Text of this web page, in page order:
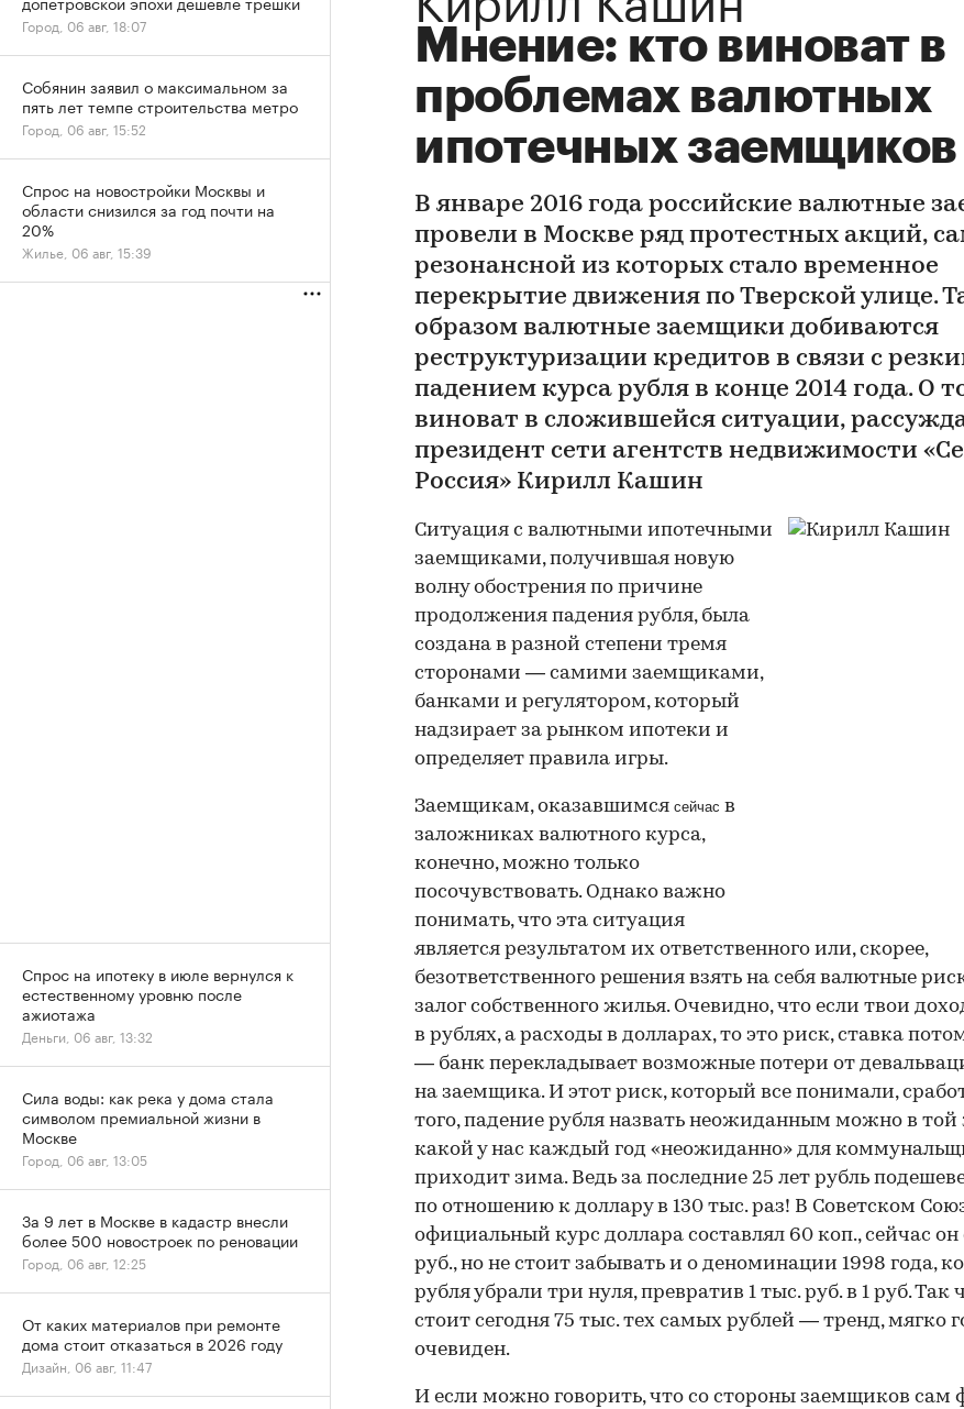
Мнение: кто виноват в
проблемах валютных
ипотечных заемщиков
В январе 2016 года российские валютные
провели в Москве ряд протестных акций,
резонансной из которых стало временное
перекрытие движения по Тверской улице.
образом валютные заемщики добиваются
реструктуризации кредитов в связи с
падением курса рубля в конце 2014 года. О
виноват в сложившейся ситуации,
президент сети агентств недвижимости
Россия» Кирилл Кашин
Ситуация с валютными ипотечными
заемщиками, получившая новую
волну обострения по причине
продолжения падения рубля, была
создана в разной степени тремя
сторонами — самими заемщиками,
банками и регулятором, который
надзирает за рынком ипотеки и
определяет правила игры.
Заемщикам, оказавшимся сейчас в
заложниках валютного курса,
конечно, можно только
посочувствовать. Однако важно
понимать, что эта ситуация
является результатом их ответственного или, скорее,
безответственного решения взять на себя валютные
залог собственного жилья. Очевидно, что если твои
в рублях, а расходы в долларах, то это риск, ставка
— банк перекладывает возможные потери от
на заемщика. И этот риск, который все понимали,
того, падение рубля назвать неожиданным можно в той
какой у нас каждый год «неожиданно» для
приходит зима. Ведь за последние 25 лет рубль
по отношению к доллару в 130 тыс. раз! В Советском
официальный курс доллара составлял 60 коп., сейчас он
руб., но не стоит забывать и о деноминации 1998 года,
рубля убрали три нуля, превратив 1 тыс. руб. в 1 руб. Так
стоит сегодня 75 тыс. тех самых рублей — тренд, мягко
очевиден.
И если можно говорить, что со стороны заемщиков сам
Город, 06 авг, 18:07
Собянин заявил о максимальном за
пять лет темпе строительства метро
Город, 06 авг, 15:52
Спрос на новостройки Москвы и
области снизился за год почти на
20%
Жилье, 06 авг, 15:39
Спрос на ипотеку в июле вернулся к
естественному уровню после
ажиотажа
Деньги, 06 авг, 13:32
Сила воды: как река у дома стала
символом премиальной жизни в
Москве
Город, 06 авг, 13:05
За 9 лет в Москве в кадастр внесли
более 500 новостроек по реновации
Город, 06 авг, 12:25
От каких материалов при ремонте
дома стоит отказаться в 2026 году
Дизайн, 06 авг, 11:47